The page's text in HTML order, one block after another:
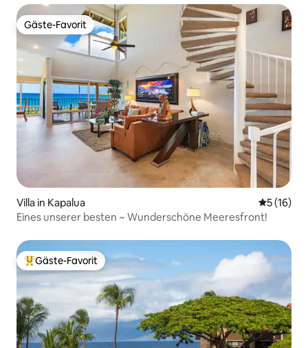
Gäste-Favorit
Gäste-Favorit
Villa in Kapalua
5 (16)
Eines unserer besten ~ Wunderschöne Meeresfront!
Beliebter Gäste-Favorit.
Gäste-Favorit